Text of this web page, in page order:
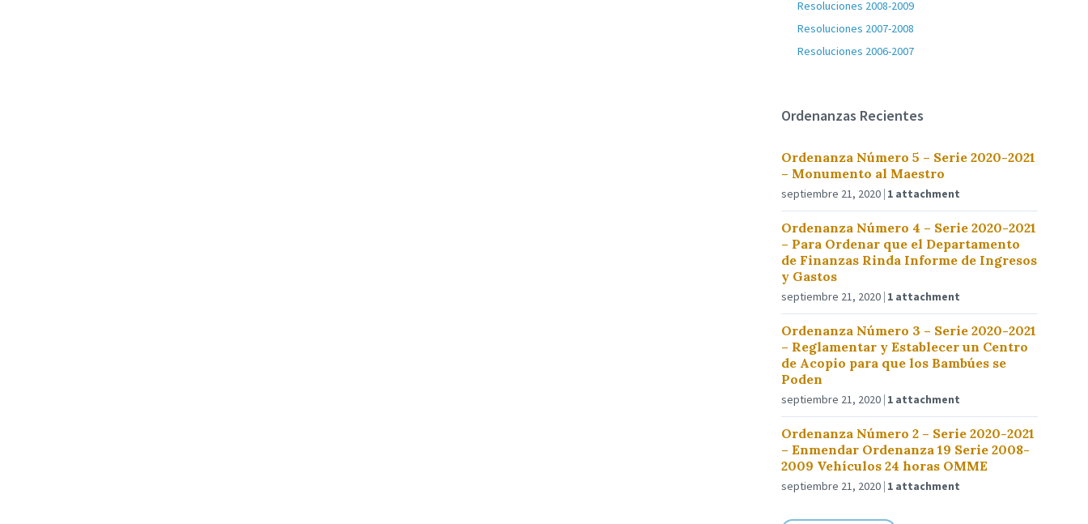
Resoluciones 2008-2009
Resoluciones 2007-2008
Resoluciones 2006-2007
Ordenanzas Recientes
Ordenanza Número 5 – Serie 2020-2021
– Monumento al Maestro
septiembre 21, 2020 1 attachment
Ordenanza Número 4 – Serie 2020-2021
– Para Ordenar que el Departamento
de Finanzas Rinda Informe de Ingresos
y Gastos
septiembre 21, 2020 1 attachment
Ordenanza Número 3 – Serie 2020-2021
– Reglamentar y Establecer un Centro
de Acopio para que los Bambúes se
Poden
septiembre 21, 2020 1 attachment
Ordenanza Número 2 – Serie 2020-2021
– Enmendar Ordenanza 19 Serie 2008-
2009 Vehículos 24 horas OMME
septiembre 21, 2020 1 attachment